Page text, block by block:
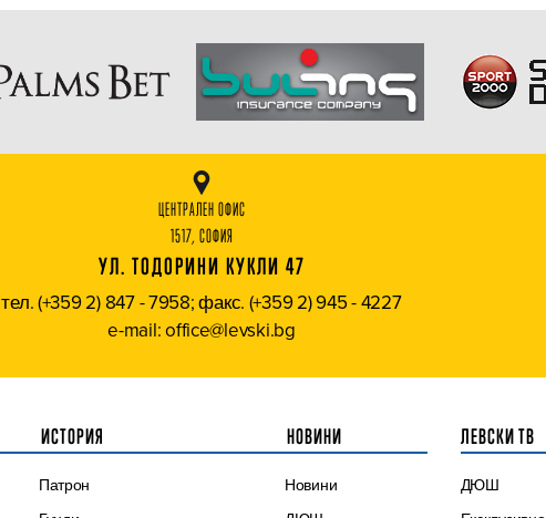
ЦЕНТРАЛЕН ОФИС
1517, СОФИЯ
УЛ. ТОДОРИНИ КУКЛИ 47
тел. (+359 2) 847 - 7958; факс. (+359 2) 945 - 4227
e-mail: office@levski.bg
ИСТОРИЯ
Патрон
НОВИНИ
Новини
ЛЕВСКИ ТВ
ДЮШ